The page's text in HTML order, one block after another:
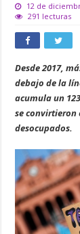
12 de
291 lecturas
Desde 2017,
debajo de la
acumula un
se convirtieron
desocupados.